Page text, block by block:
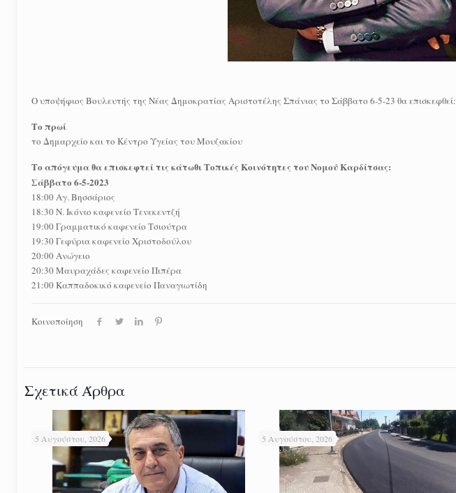
Ο υποψήφιος Βουλευτής της Νέας Δημοκρατίας Αριστοτέλης Σπάνιας το Σάββατο 6-5-23 θα επισκεφθεί:
Το πρωί
το Δημαρχείο και το Κέντρο Υγείας του Μουζακίου
Tο απόγευμα θα επισκεφτεί τις κάτωθι Τοπικές Κοινότητες του Νομού Καρδίτσας:
Σάββατο 6-5-2023
18:00 Αγ. Βησσάριος
18:30 Ν. Ικόνιο καφενείο Τενεκεντζή
19:00 Γραμματικό καφενείο Τσιούτρα
19:30 Γεφύρια καφενείο Χριστοδούλου
20:00 Ανώγειο
20:30 Μαυραχάδες καφενείο Πιπέρα
21:00 Καππαδοκικό καφενείο Παναγιωτίδη
Κοινοποίηση
Σχετικά Άρθρα
5 Αυγούστου, 2026 5 Αυγούστου, 2026